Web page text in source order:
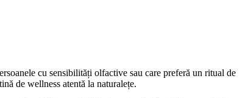
cu sensibilități olfactive sau care preferă un ritual de
de wellness atentă la naturalețe.